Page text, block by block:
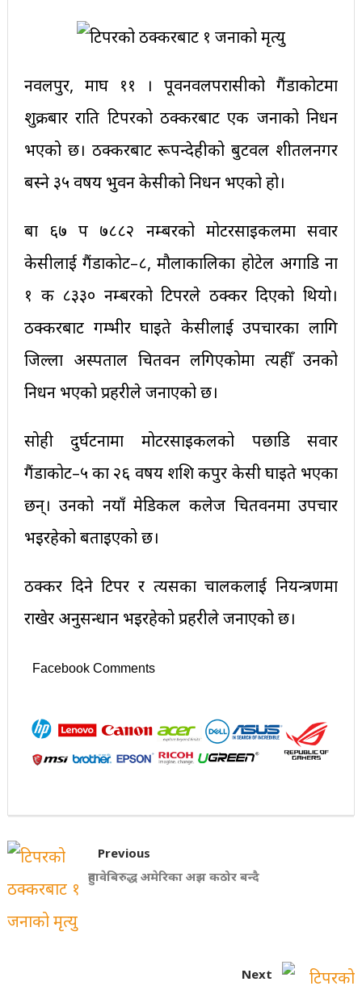
नवलपुर, माघ ११ । पूर्वीनवलपरासीको गैंडाकोटमा
शुक्रबार राति टिपरको ठक्करबाट एक जनाको निधन
भएको छ। ठक्करबाट रूपन्देहीको बुटवल शीतलनगर
बस्ने ३५ वर्षीय भुवन केसीको निधन भएको हो।
बा ६७ प ७८८२ नम्बरको मोटरसाइकलमा सवार
केसीलाई गैंडाकोट–८, मौलाकालिका होटेल अगाडि ना
१ क ८३३० नम्बरको टिपरले ठक्कर दिएको थियो।
ठक्करबाट गम्भीर घाइते केसीलाई उपचारका लागि
जिल्ला अस्पताल चितवन लगिएकोमा त्यहीँ उनको
निधन भएको प्रहरीले जनाएको छ।
सोही दुर्घटनामा मोटरसाइकलको पछाडि सवार
गैंडाकोट–५ का २६ वर्षीय शशि कपुर केसी घाइते भएका
छन्। उनको नयाँ मेडिकल कलेज चितवनमा उपचार
भइरहेको बताइएको छ।
ठक्कर दिने टिपर र त्यसका चालकलाई नियन्त्रणमा
राखेर अनुसन्धान भइरहेको प्रहरीले जनाएको छ।
Facebook Comments
Previous
हुवावेबिरुद्ध अमेरिका अझ कठोर बन्दै
Next